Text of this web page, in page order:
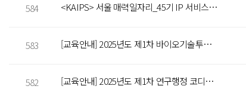
584 <KAIPS> 서울 매력일자리_45기 IP 서비스 아카데미 참여자 모집(~3/20)
583 [교육안내] 2025년도 제1차 바이오기술투자분석사(BIA) 양성과정
582 [교육안내] 2025년도 제1차 연구행정 코디네이터(RAC) 양성과정